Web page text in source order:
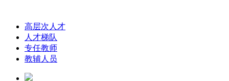
高层次人才
人才梯队
专任教师
教辅人员